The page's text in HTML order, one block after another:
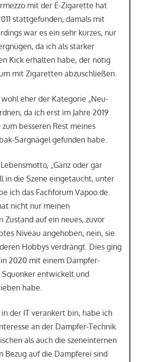
mit der E-Zigarette hat
stattgefunden, damals mit
war es ein sehr kurzes, nur
da ich als starker
Kick erhalten habe, der nötig
mit Zigaretten abzuschließen.
eher der Kategorie „Neu-
da ich erst im Jahre 2019
besseren Rest meines
Sargnägel gefunden habe.
„Ganz oder gar
in die Szene eingetaucht, unter
ich das Fachforum Vapoo.de.
nicht nur meinen
Zustand auf ein neues, zuvor
Niveau angehoben, nein, sie
Hobbys verdrängt. Dies ging
2020 mit einem Dampfer-
Squonker entwickelt und
habe.
der IT verankert bin, habe ich
an der Dampfer-Technik.
als auch die szeneinternen
Bezug auf die Dampferei sind